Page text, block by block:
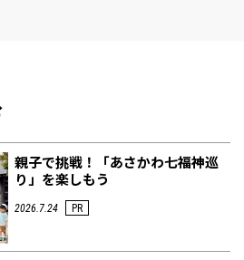
親子で挑戦！「あさかわ七福神巡
り」を楽しもう
2026.7.24 PR